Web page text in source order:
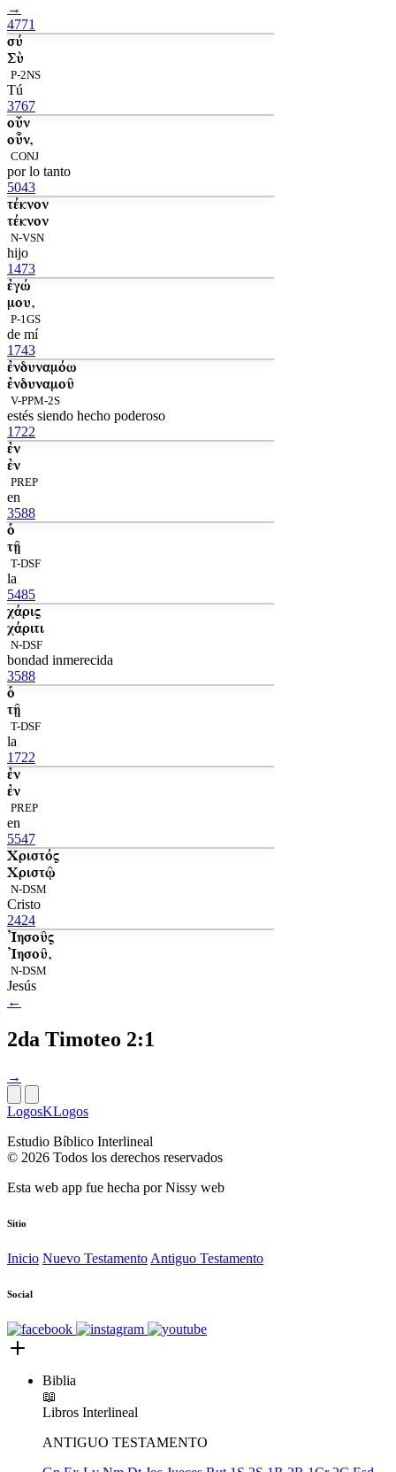
→
4771
σύ
Σὺ
P-2NS
Tú
3767
οὖν
οὖν,
CONJ
por lo tanto
5043
τέκνον
τέκνον
N-VSN
hijo
1473
ἐγώ
μου,
P-1GS
de mí
1743
ἐνδυναμόω
ἐνδυναμοῦ
V-PPM-2S
estés siendo hecho poderoso
1722
ἐν
ἐν
PREP
en
3588
ὁ
τῇ
T-DSF
la
5485
χάρις
χάριτι
N-DSF
bondad inmerecida
3588
ὁ
τῇ
T-DSF
la
1722
ἐν
ἐν
PREP
en
5547
Χριστός
Χριστῷ
N-DSM
Cristo
2424
Ἰησοῦς
Ἰησοῦ,
N-DSM
Jesús
←
2da Timoteo 2:1
→
LogosKLogos
Estudio Bíblico Interlineal
© 2026 Todos los derechos reservados
Esta web app fue hecha porNissy web
Sitio
Inicio Nuevo Testamento Antiguo Testamento
Social
Biblia
📖
Libros Interlineal
ANTIGUO TESTAMENTO